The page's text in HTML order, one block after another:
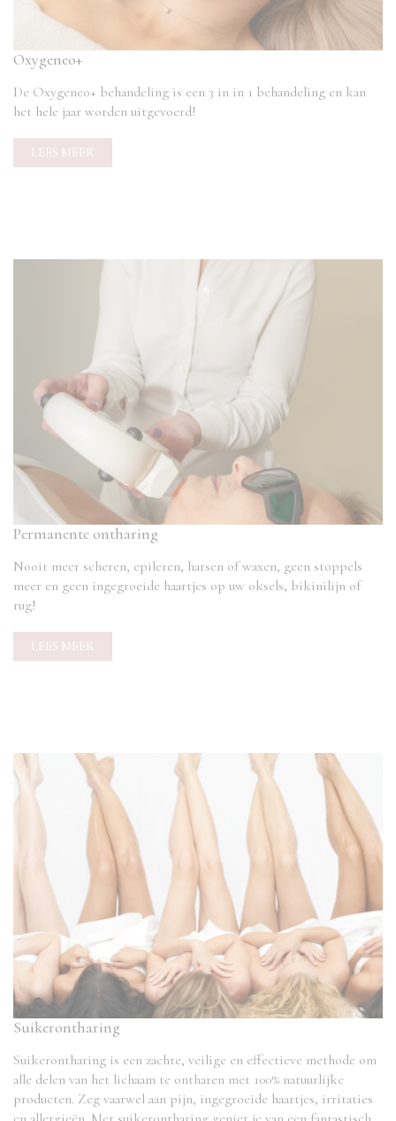
Oxygeneo+
De Oxygeneo+ behandeling is een 3 in in 1 behandeling en kan
het hele jaar worden uitgevoerd!
LEES MEER
Permanente ontharing
Nooit meer scheren, epileren, harsen of waxen, geen stoppels
meer en geen ingegroeide haartjes op uw oksels, bikinilijn of
rug!
LEES MEER
Suikerontharing
Suikerontharing is een zachte, veilige en effectieve methode om
alle delen van het lichaam te ontharen met 100% natuurlijke
producten. Zeg vaarwel aan pijn, ingegroeide haartjes, irritaties